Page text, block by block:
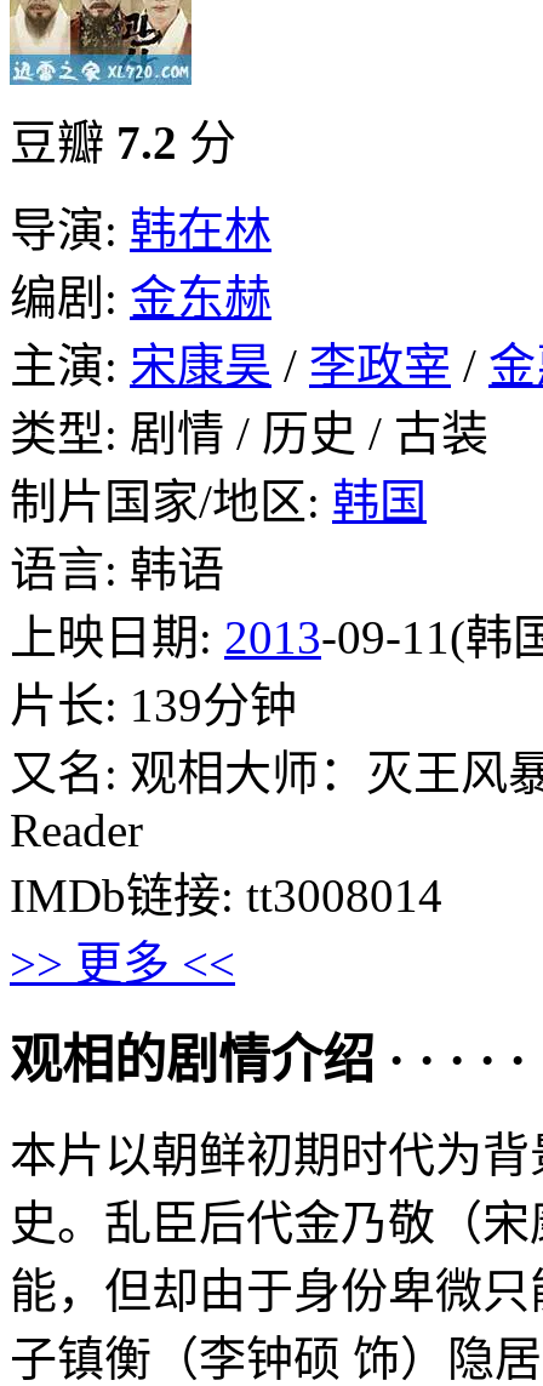
豆瓣 7.2 分
导演: 韩在林
编剧: 金东赫
主演: 宋康昊 / 李政宰 /
类型: 剧情 / 历史 / 古装
制片国家/地区: 韩国
语言: 韩语
上映日期: 2013-09-11(韩
片长: 139分钟
又名: 观相大师：灭王风
Reader
IMDb链接: tt3008014
>> 更多 <<
观相的剧情介绍 · · · · ·
本片以朝鲜初期时代为
史。乱臣后代金乃敬（
能，但却由于身份卑微
子镇衡（李钟硕 饰）隐